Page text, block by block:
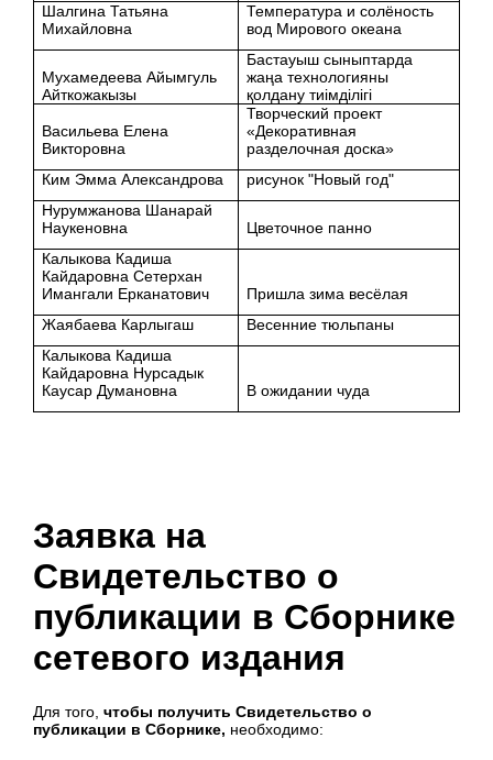
Шалгина Татьяна
Михайловна
Температура и солёность
вод Мирового океана
Мухамедеева Айымгуль
Айткожакызы
Бастауыш сыныптарда
жаңа технологияны
қолдану тиімділігі
Васильева Елена
Викторовна
Творческий проект
«Декоративная
разделочная доска»
Ким Эмма Александрова
рисунок "Новый год"
Нурумжанова Шанарай
Наукеновна
Цветочное панно
Калыкова Кадиша
Кайдаровна Сетерхан
Имангали Ерканатович
Пришла зима весёлая
Жаябаева Карлыгаш
Весенние тюльпаны
Калыкова Кадиша
Кайдаровна Нурсадык
Каусар Думановна
В ожидании чуда
Заявка на
Свидетельство о
публикации в Сборнике
сетевого издания
Для того, чтобы получить Свидетельство о
публикации в Сборнике, необходимо: